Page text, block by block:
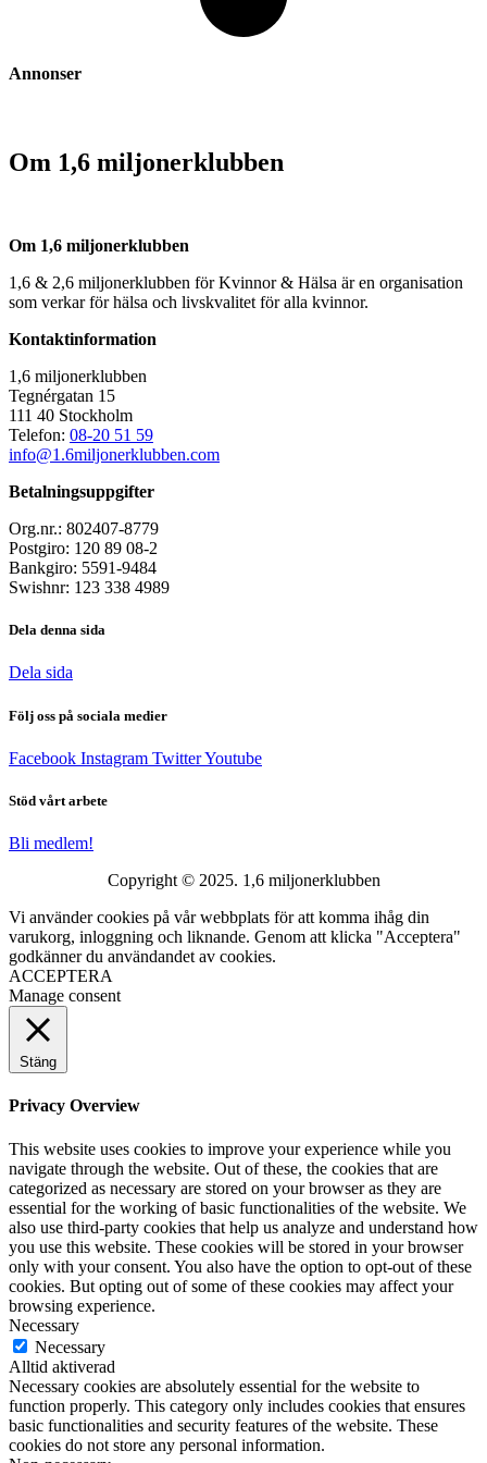
Annonser
Om 1,6 miljonerklubben
Om 1,6 miljonerklubben
1,6 & 2,6 miljonerklubben för Kvinnor & Hälsa är en organisation
som verkar för hälsa och livskvalitet för alla kvinnor.
Kontaktinformation
1,6 miljonerklubben
Tegnérgatan 15
111 40 Stockholm
Telefon: 08-20 51 59
info@1.6miljonerklubben.com
Betalningsuppgifter
Org.nr.: 802407-8779
Postgiro: 120 89 08-2
Bankgiro: 5591-9484
Swishnr: 123 338 4989
Dela denna sida
Dela sida
Följ oss på sociala medier
Facebook Instagram TwitterYoutube
Stöd vårt arbete
Bli medlem!
Copyright © 2025. 1,6 miljonerklubben
Vi använder cookies på vår webbplats för att komma ihåg din
varukorg, inloggning och liknande. Genom att klicka "Acceptera"
godkänner du användandet av cookies.
ACCEPTERA
Manage consent
Stäng
Privacy Overview
This website uses cookies to improve your experience while you
navigate through the website. Out of these, the cookies that are
categorized as necessary are stored on your browser as they are
essential for the working of basic functionalities of the website. We
also use third-party cookies that help us analyze and understand how
you use this website. These cookies will be stored in your browser
only with your consent. You also have the option to opt-out of these
cookies. But opting out of some of these cookies may affect your
browsing experience.
Necessary
Necessary
Alltid aktiverad
Necessary cookies are absolutely essential for the website to
function properly. This category only includes cookies that ensures
basic functionalities and security features of the website. These
cookies do not store any personal information.